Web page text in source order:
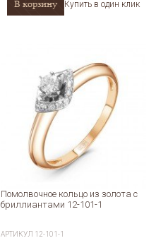
В корзину Купить в один клик
Помолвочное кольцо из золота с
бриллиантами 12-101-1
АРТИКУЛ 12-101-1